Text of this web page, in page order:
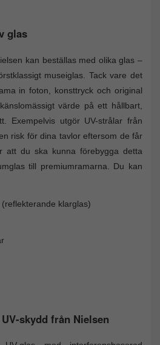
glas
kan beställas med olika glas –
museiglas. Tack vare det
in foton, konsttryck och original
värde på ett hållbart,
Exempelvis utgör UV-strålar från
risk för dina tavlor eftersom de får
att du ska kunna förebygga detta
till premiumramarna. Du kan
klarglas)
skydd från Nielsen